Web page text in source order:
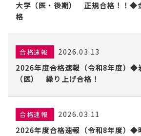
大学（医・後期） 正規合格！！◆
格
合格速報
2026.03.13
2026年度合格速報（令和8年度）◆
（医） 繰り上げ合格！
合格速報
2026.03.11
2026年度合格速報（令和8年度）◆